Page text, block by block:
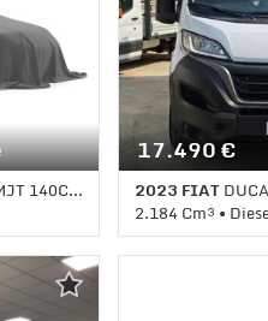
PLM TM
17.490 €
2023 FIAT
2.184 Cm³ •
105.643 Km •